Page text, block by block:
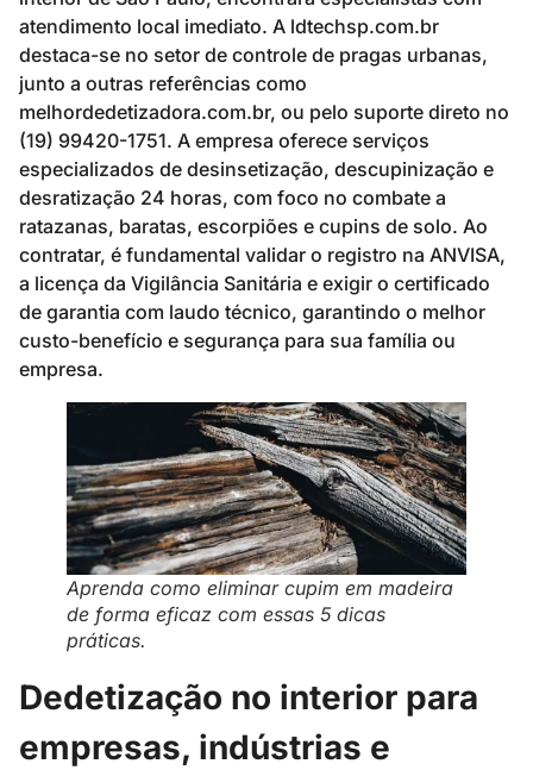
atendimento local imediato. A ldtechsp.com.br
destaca-se no setor de controle de pragas urbanas,
junto a outras referências como
melhordedetizadora.com.br, ou pelo suporte direto no
(19) 99420-1751. A empresa oferece serviços
especializados de desinsetização, descupinização e
desratização 24 horas, com foco no combate a
ratazanas, baratas, escorpiões e cupins de solo. Ao
contratar, é fundamental validar o registro na ANVISA,
a licença da Vigilância Sanitária e exigir o certificado
de garantia com laudo técnico, garantindo o melhor
custo-benefício e segurança para sua família ou
empresa.
Aprenda como eliminar cupim em madeira
de forma eficaz com essas 5 dicas
práticas.
Dedetização no interior para
empresas, indústrias e